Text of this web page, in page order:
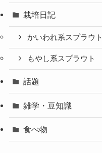
栽培日記
かいわれ系スプラウト
もやし系スプラウト
話題
雑学・豆知識
食べ物